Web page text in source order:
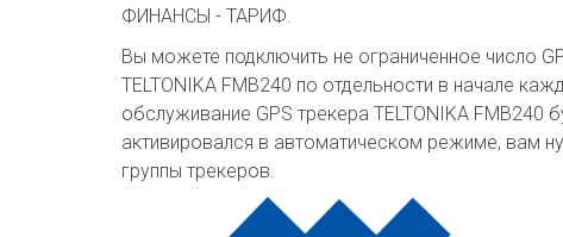
ФИНАНСЫ - ТАРИФ.
Вы можете подключить не ограниченное число
TELTONIKA FMB240 по отдельности в начале
обслуживание GPS трекера TELTONIKA FMB240
активировался в автоматическом режиме, вам
группы трекеров.